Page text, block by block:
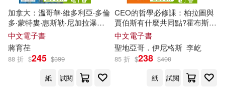
加拿大：溫哥華‧維多利亞‧多倫
多‧蒙特婁‧惠斯勒‧尼加拉瀑布‧
渥太華‧魁北克市 (電子書)
中文電子書
蔣育荏
88 折 $245 $399
紙
試閱
CEO的哲學必修課：柏拉圖與
賈伯斯有什麼共同點?霍布斯如
何看待祖克柏?從哲學千年智慧
中培養領袖特質、發展職場軟
實力，養成縱橫職場的優秀領
導者 (電子書)
中文電子書
聖地亞哥．伊尼格斯 李屹
85 折 $238 $400
紙
試閱